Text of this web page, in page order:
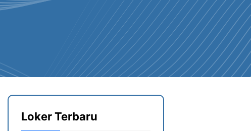
Loker Terbaru